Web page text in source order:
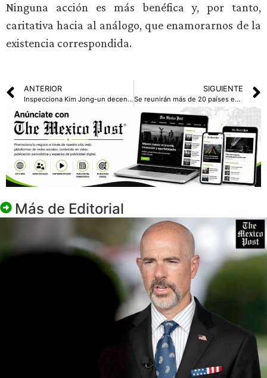
Ninguna acción es más benéfica y, por tanto,
caritativa hacia al análogo, que enamorarnos de la
existencia correspondida.
ANTERIOR
Inspecciona Kim Jong-un decenas de lanzacohetes en Corea del Norte
SIGUIENTE
Se reunirán más de 20 países en primera cita de la Junta de Paz de Trump
Más de Editorial